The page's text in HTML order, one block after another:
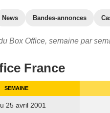
News Bandes-annonces
Box Office, semaine par
France
SEMAINE
25 avril 2001